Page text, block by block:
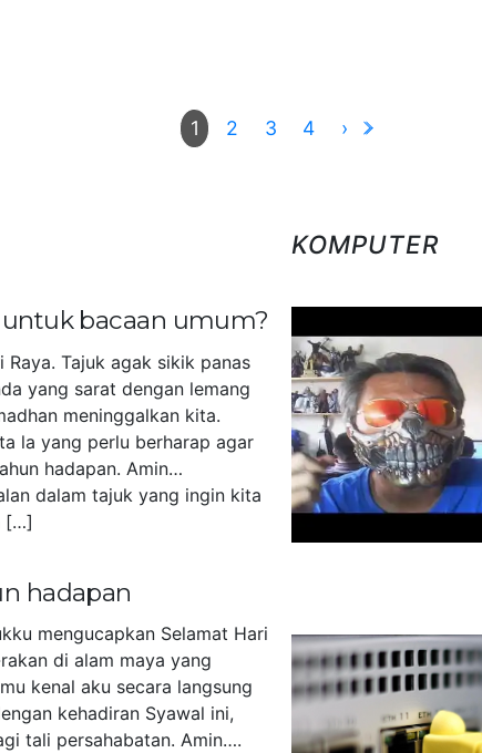
1 2 3 4 ›
bacaan umum?
Tajuk agak sikik panas
yang sarat dengan lemang
meninggalkan kita.
la yang perlu berharap agar
hadapan. Amin…
dalam tajuk yang ingin kita
[…]
hadapan
mengucapkan Selamat Hari
di alam maya yang
kenal aku secara langsung
kehadiran Syawal ini,
tali persahabatan. Amin….
KOMPUTER